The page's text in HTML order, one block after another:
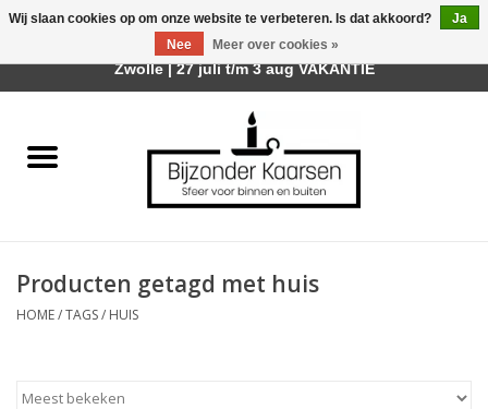
Räder Design Stories
Geurkaarsen
Producten getagd met huis
HOME/TAGS/ HUIS
Wij slaan cookies op om onze website te verbeteren. Is dat akkoord?
Ja
Nee
Meer over cookies »
Afhalen is mogelijk bij mijn winkel Trotz | Belvederelaan 107
Zwolle | 27 juli t/m 3 aug VAKANTIE